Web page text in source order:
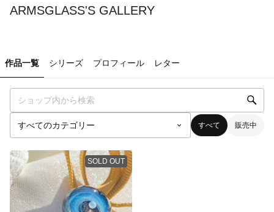
ARMSGLASS'S GALLERY
作品一覧 シリーズ プロフィール レター
すべて 販売中
SOLD OUT